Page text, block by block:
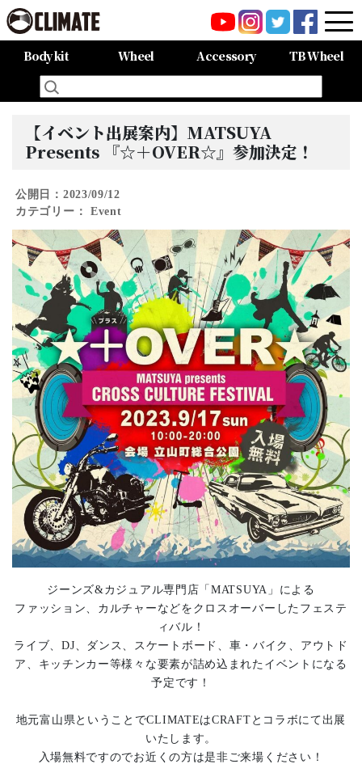
Body kit
All Items
80HARRIER-Balena-
MAZDA CX-8 -Balena-
MAZDA CX-5 -Balena-
LAND CRUISER 150PRADO
LAND CRUISER 200
60HARRIER(Late Term)
60HARRIER(First Term)
50PRIUS
LEXUS NX300 F-SPORT
LEXUS LX570
Wheel
All Items
CARGO PRO/カーゴプロ
GAISEN/凱旋
HOUOH/鳳凰
DEVGRU
ALIA LM-r
ALIA M-5
ALIA S-5
SWATT
BurjAL【Forged】
TEJAS【Forged】
Accessory TB Wheel
【イベント出展案内】MATSUYA
Presents 『☆＋OVER☆』参加決定！
公開日：2023/09/12
カテゴリー：
Event
ジーンズ&カジュアル専門店「MATSUYA」による
ファッション、カルチャーなどをクロスオーバーしたフェステ
ィバル！
ライブ、DJ、ダンス、スケートボード、車・バイク、アウトド
ア、キッチンカー等様々な要素が詰め込まれたイベントになる
予定です！
地元富山県ということでCLIMATEはCRAFTとコラボにて出展
いたします。
入場無料ですのでお近くの方は是非ご来場ください！